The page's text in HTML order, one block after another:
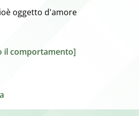
oggetto d'amore
il comportamento]